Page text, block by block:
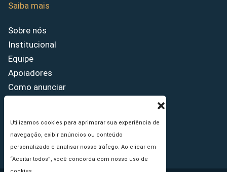
Utilizamos cookies para aprimorar sua experiência de
navegação, exibir anúncios ou conteúdo
personalizado e analisar nosso tráfego. Ao clicar em
“Aceitar todos”, você concorda com nosso uso de
Saiba mais
Sobre nós
Institucional
Equipe
Apoiadores
Como anunciar
Princípios Editoriais